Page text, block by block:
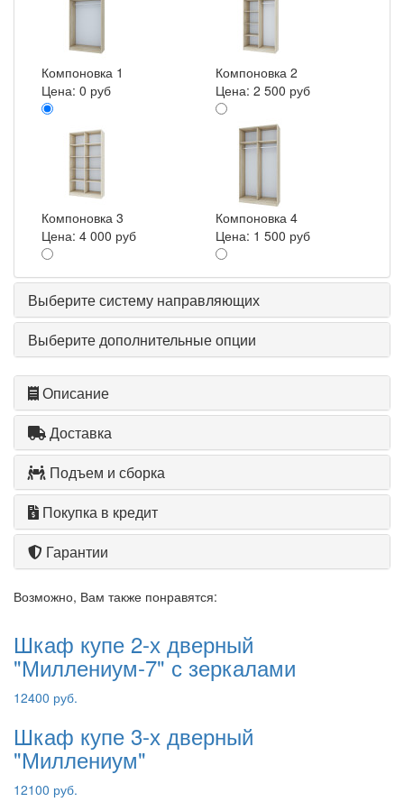
Компоновка 1
Цена: 0 руб
Компоновка 2
Цена: 2 500 руб
Компоновка 3
Цена: 4 000 руб
Компоновка 4
Цена: 1 500 руб
Выберите систему направляющих
Выберите дополнительные опции
Описание
Доставка
Подъем и сборка
Покупка в кредит
Гарантии
Возможно, Вам также понравятся:
Шкаф купе 2-х дверный
"Миллениум-7" с зеркалами
12400 руб.
Шкаф купе 3-х дверный
"Миллениум"
12100 руб.